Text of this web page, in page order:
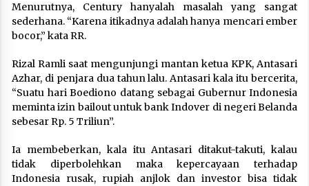
Menurutnya, Century hanyalah masalah yang sangat
sederhana. “Karena itikadnya adalah hanya mencari ember
bocor,” kata RR.
Rizal Ramli saat mengunjungi mantan ketua KPK, Antasari
Azhar, di penjara dua tahun lalu. Antasari kala itu bercerita,
“Suatu hari Boediono datang sebagai Gubernur Indonesia
meminta izin bailout untuk bank Indover di negeri Belanda
sebesar Rp. 5 Triliun”.
Ia membeberkan, kala itu Antasari ditakut-takuti, kalau
tidak diperbolehkan maka kepercayaan terhadap
Indonesia rusak, rupiah anjlok dan investor bisa tidak